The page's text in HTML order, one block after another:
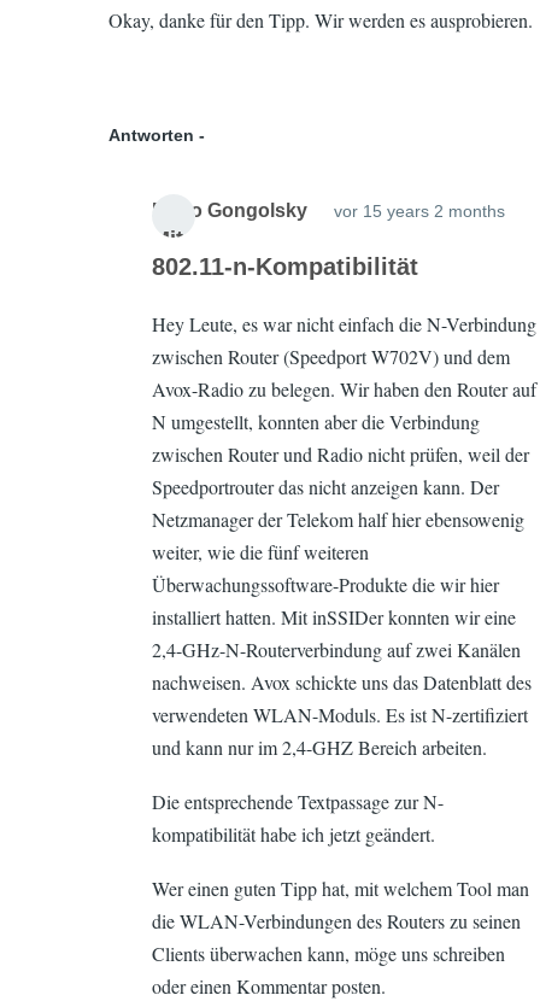
seit
hs
von
Okay, danke für den Tipp. Wir werden es ausprobieren.
Antworten
Mit
glie
seit
Mario Gongolsky vor 15 years 2 months
n
von
802.11-n-Kompatibilität
Hey Leute, es war nicht einfach die N-Verbindung
zwischen Router (Speedport W702V) und dem
Avox-Radio zu belegen. Wir haben den Router auf
N umgestellt, konnten aber die Verbindung
zwischen Router und Radio nicht prüfen, weil der
Speedportrouter das nicht anzeigen kann. Der
Netzmanager der Telekom half hier ebensowenig
weiter, wie die fünf weiteren
Überwachungssoftware-Produkte die wir hier
installiert hatten. Mit inSSIDer konnten wir eine
2,4-GHz-N-Routerverbindung auf zwei Kanälen
nachweisen. Avox schickte uns das Datenblatt des
verwendeten WLAN-Moduls. Es ist N-zertifiziert
und kann nur im 2,4-GHZ Bereich arbeiten.
Die entsprechende Textpassage zur N-
kompatibilität habe ich jetzt geändert.
Wer einen guten Tipp hat, mit welchem Tool man
die WLAN-Verbindungen des Routers zu seinen
Clients überwachen kann, möge uns schreiben
oder einen Kommentar posten.